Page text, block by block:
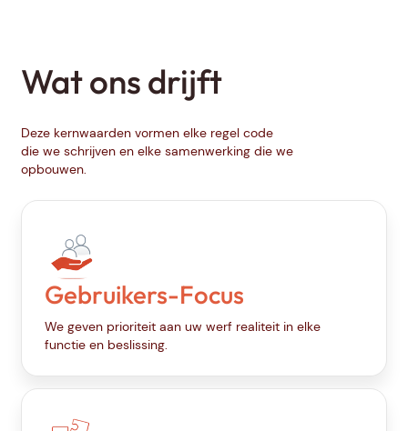
Wat ons drijft
Deze kernwaarden vormen elke regel code
die we schrijven en elke samenwerking die we
opbouwen.
Gebruikers-Focus
We geven prioriteit aan uw werf realiteit in elke
functie en beslissing.